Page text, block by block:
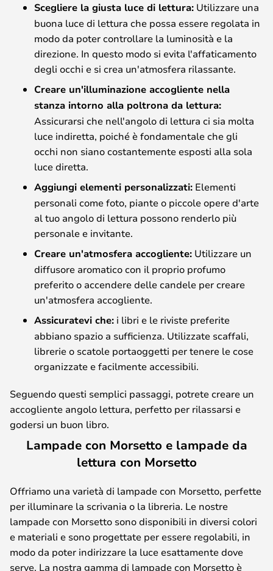
Scegliere la giusta luce di lettura: Utilizzare una
buona luce di lettura che possa essere regolata in
modo da poter controllare la luminosità e la
direzione. In questo modo si evita l'affaticamento
degli occhi e si crea un'atmosfera rilassante.
Creare un'illuminazione accogliente nella
stanza intorno alla poltrona da lettura:
Assicurarsi che nell'angolo di lettura ci sia molta
luce indiretta, poiché è fondamentale che gli
occhi non siano costantemente esposti alla sola
luce diretta.
Aggiungi elementi personalizzati: Elementi
personali come foto, piante o piccole opere d'arte
al tuo angolo di lettura possono renderlo più
personale e invitante.
Creare un'atmosfera accogliente: Utilizzare un
diffusore aromatico con il proprio profumo
preferito o accendere delle candele per creare
un'atmosfera accogliente.
Assicuratevi che: i libri e le riviste preferite
abbiano spazio a sufficienza. Utilizzate scaffali,
librerie o scatole portaoggetti per tenere le cose
organizzate e facilmente accessibili.
Seguendo questi semplici passaggi, potrete creare un
accogliente angolo lettura, perfetto per rilassarsi e
godersi un buon libro.
Lampade con Morsetto e lampade da
lettura con Morsetto
Offriamo una varietà di lampade con Morsetto, perfette
per illuminare la scrivania o la libreria. Le nostre
lampade con Morsetto sono disponibili in diversi colori
e materiali e sono progettate per essere regolabili, in
modo da poter indirizzare la luce esattamente dove
serve. La nostra gamma di lampade con Morsetto è